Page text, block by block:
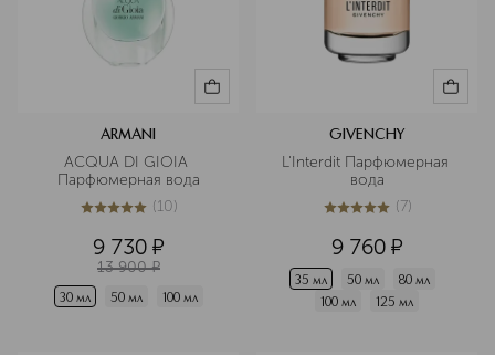
ARMANI
ACQUA DI GIOIA
Парфюмерная вода
4.8из510 (10)
9 730 ¤
13 900 ¤
30 мл 50 мл 100 мл
GIVENCHY
L'Interdit Парфюмерная
вода
5из 57 (7)
9 760 ¤
35 мл 50 мл
80 мл
100 мл
125 мл